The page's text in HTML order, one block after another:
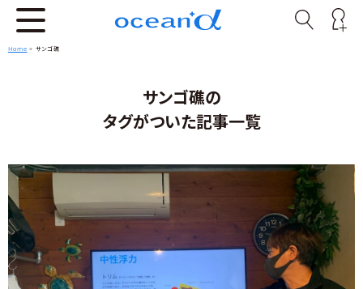
Home > サンゴ礁
サンゴ礁の
タグがついた記事一覧